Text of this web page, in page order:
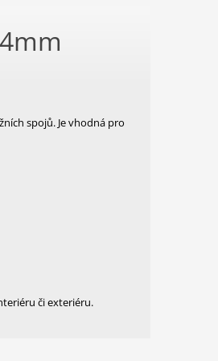
spojů. Je vhodná pro
či exteriéru.